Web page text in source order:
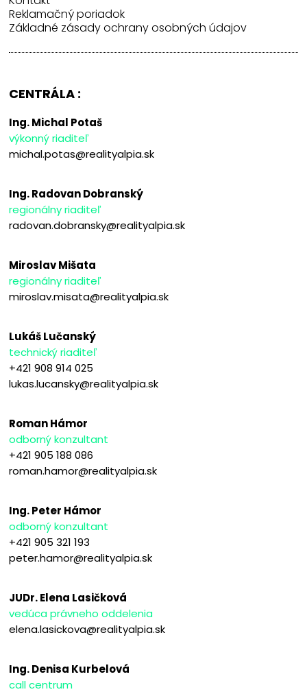
Reklamačný poriadok
Základné zásady ochrany osobných údajov
CENTRÁLA :
Ing. Michal Potaš
výkonný riaditeľ
michal.potas@realityalpia.sk
Ing. Radovan Dobranský
regionálny riaditeľ
radovan.dobransky@realityalpia.sk
Miroslav Mišata
regionálny riaditeľ
miroslav.misata@realityalpia.sk
Lukáš Lučanský
technický riaditeľ
+421 908 914 025
lukas.lucansky@realityalpia.sk
Roman Hámor
odborný konzultant
+421 905 188 086
roman.hamor@realityalpia.sk
Ing. Peter Hámor
odborný konzultant
+421 905 321 193
peter.hamor@realityalpia.sk
JUDr. Elena Lasičková
vedúca právneho oddelenia
elena.lasickova@realityalpia.sk
Ing. Denisa Kurbelová
call centrum